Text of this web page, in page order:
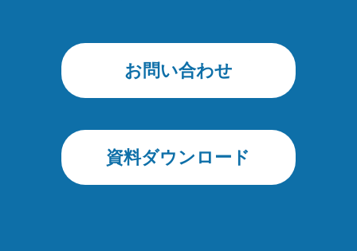
お問い合わせ
資料ダウンロード